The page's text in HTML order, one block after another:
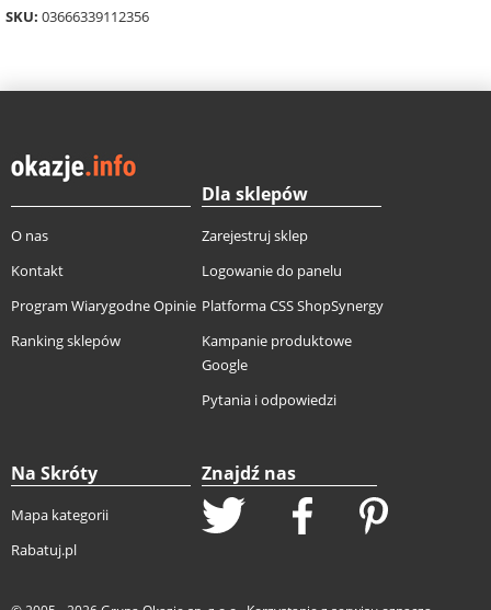
SKU: 03666339112356
O nas
Kontakt
Program Wiarygodne Opinie
Ranking sklepów
Dla sklepów
Zarejestruj sklep
Logowanie do panelu
Platforma CSS ShopSynergy
Kampanie produktowe
Google
Pytania i odpowiedzi
Na Skróty
Mapa kategorii
Rabatuj.pl
Znajdź nas